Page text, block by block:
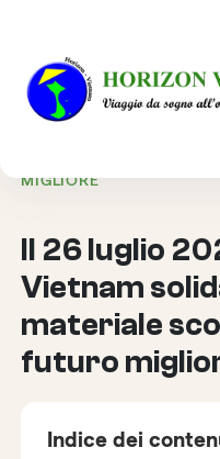
HOME
VIAGGIO
MIGLIORE
Il 26 luglio
Vietnam
materiale
futuro
Indice dei